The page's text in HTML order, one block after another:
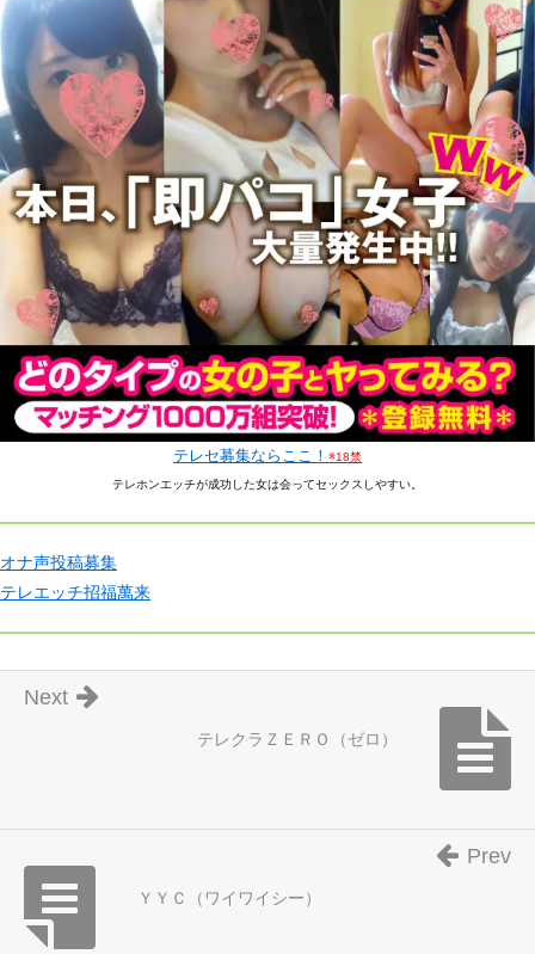
テレセ募集ならここ！ ※18禁
テレホンエッチが成功した女は会ってセックスしやすい。
オナ声投稿募集
テレエッチ招福萬来
テレクラＺＥＲＯ（ゼロ）
Next
ＹＹＣ（ワイワイシー）
Prev